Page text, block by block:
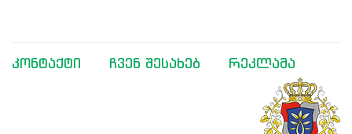
კონტაქტი ჩვენ შესახებ რეკლამა